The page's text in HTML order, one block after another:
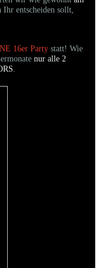
Ihr entscheiden sollt,
16er Party statt! Wie
nur alle 2
.